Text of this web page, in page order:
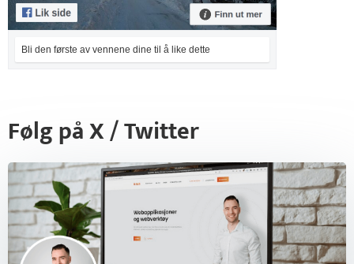
Bli den første av vennene dine til å like dette
Følg på X / Twitter